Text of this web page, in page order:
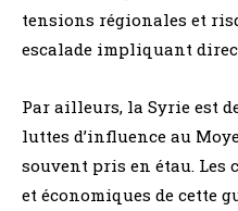
tensions régionales et
escalade impliquant
Par ailleurs, la Syrie est
luttes d’influence au
souvent pris en étau. Les
et économiques de cette